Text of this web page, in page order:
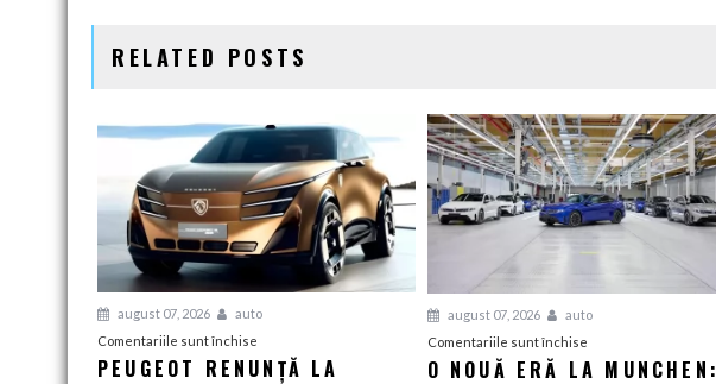
RELATED POSTS
august 07, 2026
auto
Comentariile sunt închise
Peugeot
PEUGEOT RENUNȚĂ LA
august 07, 2026
auto
Comentariile sunt închisepentru
O
O NOUĂ ERĂ LA MUNCHEN: